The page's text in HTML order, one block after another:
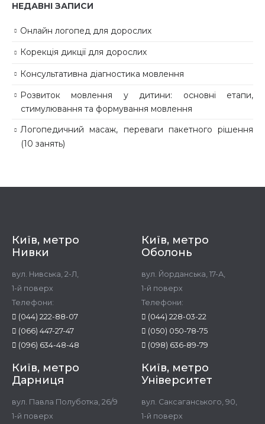
НЕДАВНІ ЗАПИСИ
Онлайн логопед для дорослих
Корекція дикції для дорослих
Консультативна діагностика мовлення
Розвиток мовлення у дитини: основні етапи,
стимулювання та формування мовлення
Логопедичний масаж, переваги пакетного рішення
(10 занять)
Київ, метро
Нивки
вул. Нивська, 2-Л,
1-й поверх
Телефони:
(044) 222-88-07
(066) 447-27-47
(096) 634-48-48
Київ, метро
Оболонь
вул. Йорданська, 17-А,
1-й поверх
Телефони:
(044) 228-03-22
(050) 050-78-75
(098) 636-89-79
Київ, метро
Дарниця
вул. Павла Полуботка, 26/9
1-й поверх
Київ, метро
Університет
вул. Саксаганського, 90,
1-й поверх